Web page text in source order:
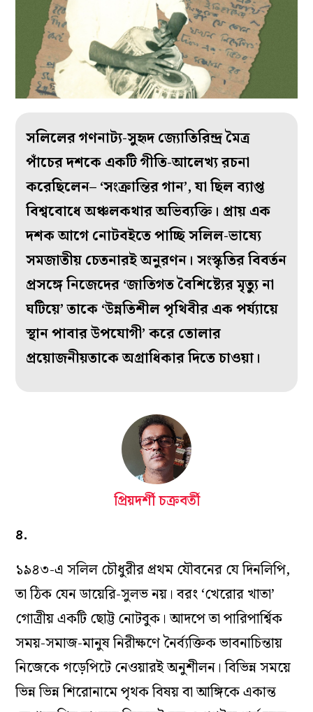
সলিলের গণনাট্য-সুহৃদ জ্যোতিরিন্দ্র মৈত্র
পাঁচের দশকে একটি গীতি-আলেখ্য রচনা
করেছিলেন– ‘সংক্রান্তির গান’, যা ছিল ব্যাপ্ত
বিশ্ববোধে অঞ্চলকথার অভিব্যক্তি। প্রায় এক
দশক আগে নোটবইতে পাচ্ছি সলিল-ভাষ্যে
সমজাতীয় চেতনারই অনুরণন। সংস্কৃতির বিবর্তন
প্রসঙ্গে নিজেদের ‘জাতিগত বৈশিষ্ট্যের মৃত্যু না
ঘটিয়ে’ তাকে ‘উন্নতিশীল পৃথিবীর এক পর্য্যায়ে
স্থান পাবার উপযোগী’ করে তোলার
প্রয়োজনীয়তাকে অগ্রাধিকার দিতে চাওয়া।
প্রিয়দর্শী চক্রবর্তী
৪.
১৯৪৩-এ সলিল চৌধুরীর প্রথম যৌবনের যে দিনলিপি,
তা ঠিক যেন ডায়েরি-সুলভ নয়। বরং ‘খেরোর খাতা’
গোত্রীয় একটি ছোট্ট নোটবুক। আদপে তা পারিপার্শ্বিক
সময়-সমাজ-মানুষ নিরীক্ষণে নৈর্ব্যক্তিক ভাবনাচিন্তায়
নিজেকে গড়েপিটে নেওয়ারই অনুশীলন। বিভিন্ন সময়ে
ভিন্ন ভিন্ন শিরোনামে পৃথক বিষয় বা আঙ্গিকে একান্ত